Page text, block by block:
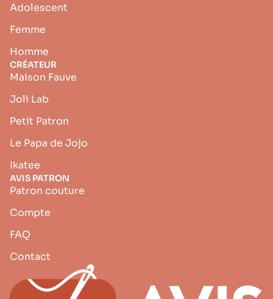
Adolescent
Femme
Homme
CRÉATEUR
Maison Fauve
Joli Lab
Petit Patron
Le Papa de Jojo
Ikatee
AVIS PATRON
Patron couture
Compte
FAQ
Contact